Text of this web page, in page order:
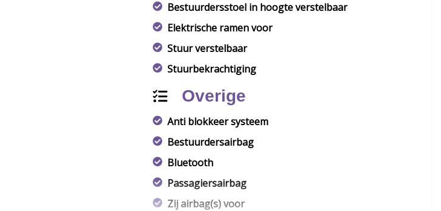
Bestuurdersstoel in hoogte verstelbaar
Elektrische ramen voor
Stuur verstelbaar
Stuurbekrachtiging
Overige
Anti blokkeer systeem
Bestuurdersairbag
Bluetooth
Passagiersairbag
Zij airbag(s) voor